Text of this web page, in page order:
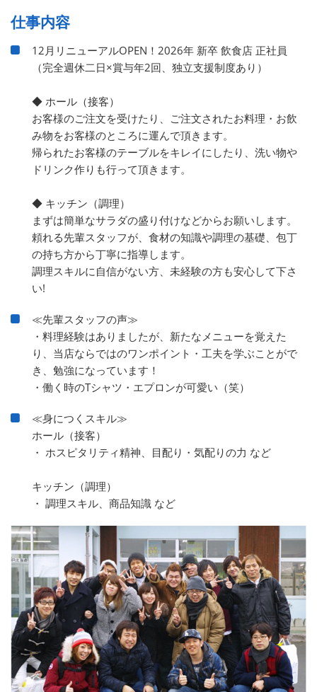
仕事内容
12月リニューアルOPEN！2026年 新卒 飲食店 正社員
（完全週休二日×賞与年2回、独立支援制度あり）
◆ ホール（接客）
お客様のご注文を受けたり、ご注文されたお料理・お飲
み物をお客様のところに運んで頂きます。
帰られたお客様のテーブルをキレイにしたり、洗い物や
ドリンク作りも行って頂きます。
◆ キッチン（調理）
まずは簡単なサラダの盛り付けなどからお願いします。
頼れる先輩スタッフが、食材の知識や調理の基礎、包丁
の持ち方から丁寧に指導します。
調理スキルに自信がない方、未経験の方も安心して下さ
い!
≪先輩スタッフの声≫
・料理経験はありましたが、新たなメニューを覚えた
り、当店ならではのワンポイント・工夫を学ぶことがで
き、勉強になっています！
・働く時のTシャツ・エプロンが可愛い（笑）
≪身につくスキル≫
ホール（接客）
・ ホスピタリティ精神、目配り・気配りの力 など
キッチン（調理）
・ 調理スキル、商品知識 など